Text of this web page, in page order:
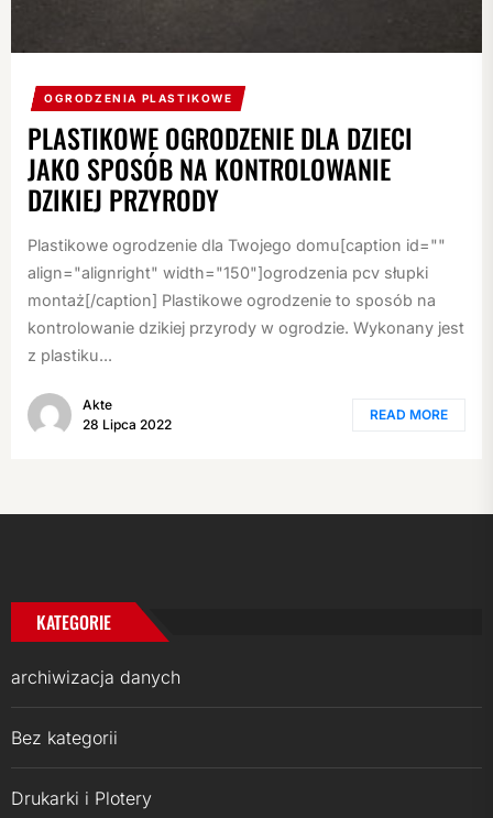
OGRODZENIA PLASTIKOWE
PLASTIKOWE OGRODZENIE DLA DZIECI
JAKO SPOSÓB NA KONTROLOWANIE
DZIKIEJ PRZYRODY
Plastikowe ogrodzenie dla Twojego domu[caption id=""
align="alignright" width="150"]ogrodzenia pcv słupki
montaż[/caption] Plastikowe ogrodzenie to sposób na
kontrolowanie dzikiej przyrody w ogrodzie. Wykonany jest
z plastiku...
Akte
28 Lipca 2022
READ MORE
KATEGORIE
archiwizacja danych
Bez kategorii
Drukarki i Plotery